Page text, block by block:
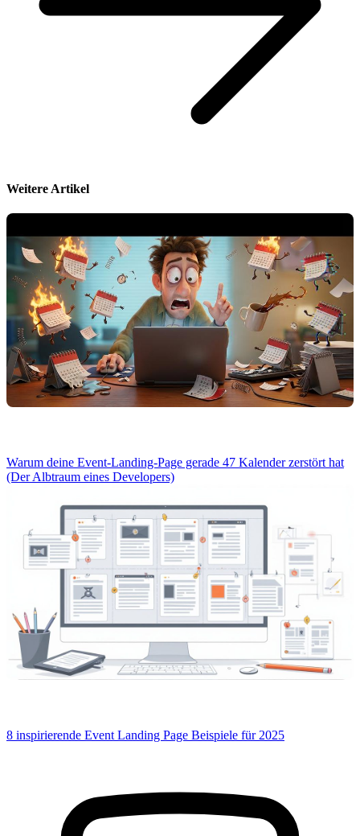
Weitere Artikel
Warum deine Event-Landing-Page gerade 47 Kalender zerstört hat
(Der Albtraum eines Developers)
8 inspirierende Event Landing Page Beispiele für 2025